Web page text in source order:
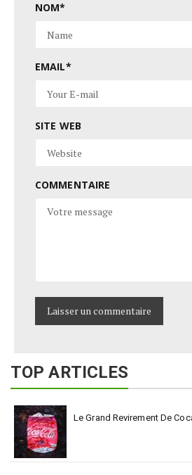
NOM*
EMAIL*
SITE WEB
COMMENTAIRE
TOP ARTICLES
Le Grand Revirement De